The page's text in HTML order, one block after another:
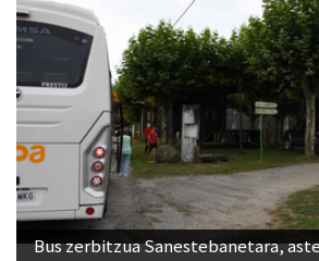
Bus zerbitzua Sanestebanetara,